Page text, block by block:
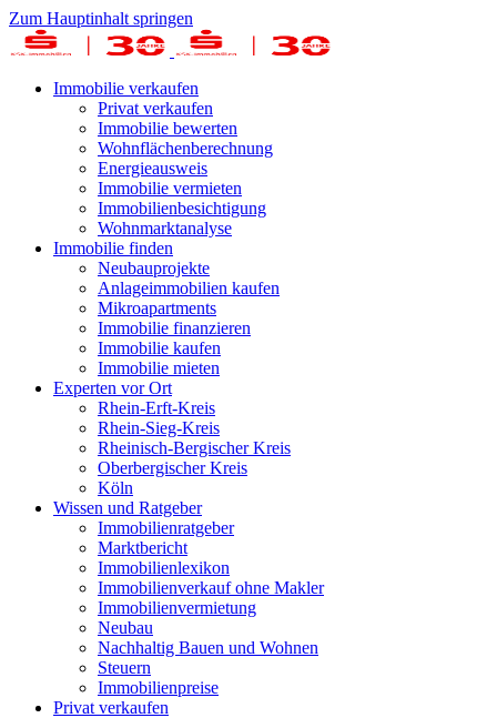
Zum Hauptinhalt springen
Immobilie verkaufen
Privat verkaufen
Immobilie bewerten
Wohnflächenberechnung
Energieausweis
Immobilie vermieten
Immobilienbesichtigung
Wohnmarktanalyse
Immobilie finden
Neubauprojekte
Anlageimmobilien kaufen
Mikroapartments
Immobilie finanzieren
Immobilie kaufen
Immobilie mieten
Experten vor Ort
Rhein-Erft-Kreis
Rhein-Sieg-Kreis
Rheinisch-Bergischer Kreis
Oberbergischer Kreis
Köln
Wissen und Ratgeber
Immobilienratgeber
Marktbericht
Immobilienlexikon
Immobilienverkauf ohne Makler
Immobilienvermietung
Neubau
Nachhaltig Bauen und Wohnen
Steuern
Immobilienpreise
Privat verkaufen